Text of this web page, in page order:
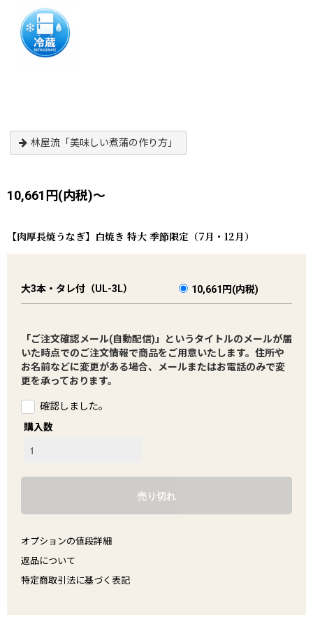
林屋流「美味しい煮蒲の作り方」
10,661円(内税)～
【肉厚長焼うなぎ】白焼き 特大 季節限定（7月・12月）
大3本・タレ付（UL-3L） 10,661円(内税)
「ご注文確認メール(自動配信)」というタイトルのメールが届
いた時点でのご注文情報で商品をご用意いたします。住所や
お名前などに変更がある場合、メールまたはお電話のみで変
更を承っております。
確認しました。
購入数
オプションの値段詳細
返品について
特定商取引法に基づく表記